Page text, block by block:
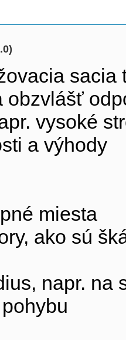
obzvlášť
vysoké
a výhody
miesta
ako sú
napr. na